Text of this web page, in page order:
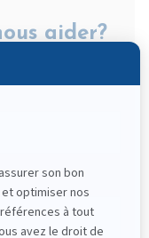
aider?